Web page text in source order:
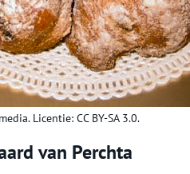
Licentie: CC BY-SA 3.0.
van Perchta